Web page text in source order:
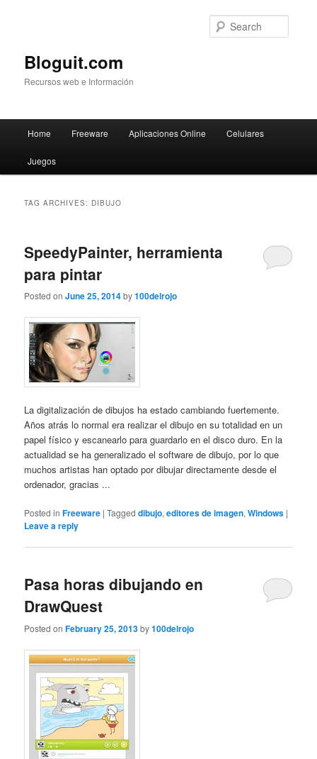
Bloguit.com
Recursos web e Información
Skip
to
Skip
to
Home Freeware Aplicaciones Online Celulares
Juegos
TAG ARCHIVES: DIBUJO
SpeedyPainter, herramienta
para pintar
Posted onJune 25, 2014by100delrojo
La digitalización de dibujos ha estado cambiando fuertemente.
Años atrás lo normal era realizar el dibujo en su totalidad en un
papel físico y escanearlo para guardarlo en el disco duro. En la
actualidad se ha generalizado el software de dibujo, por lo que
muchos artistas han optado por dibujar directamente desde el
ordenador, gracias ...
Posted in Freeware |Tagged dibujo,editores de imagen,Windows |
Leave a reply
Pasa horas dibujando en
DrawQuest
Posted onFebruary 25, 2013by100delrojo